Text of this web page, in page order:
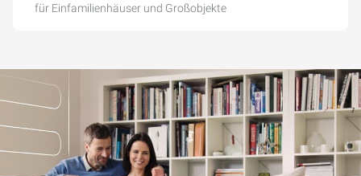
für Einfamilienhäuser und Großobjekte